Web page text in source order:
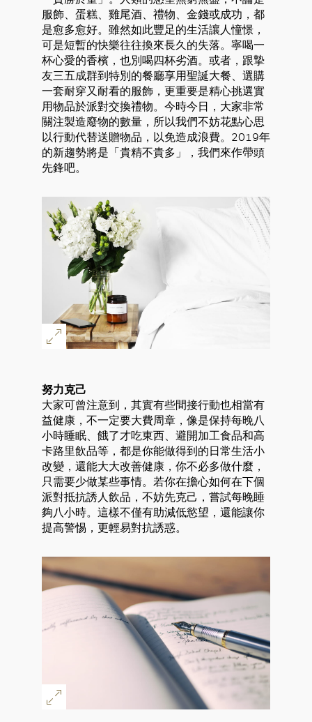
服飾、蛋糕、雞尾酒、禮物、金錢或成功，都
是愈多愈好。雖然如此豐足的生活讓人憧憬，
可是短暫的快樂往往換來長久的失落。寧喝一
杯心愛的香檳，也別喝四杯劣酒。或者，跟摯
友三五成群到特別的餐廳享用聖誕大餐、選購
一套耐穿又耐看的服飾，更重要是精心挑選實
用物品於派對交換禮物。今時今日，大家非常
關注製造廢物的數量，所以我們不妨花點心思
以行動代替送贈物品，以免造成浪費。2019年
的新趨勢將是「貴精不貴多」，我們來作帶頭
先鋒吧。
努力克己
大家可曾注意到，其實有些間接行動也相當有
益健康，不一定要大費周章，像是保持每晚八
小時睡眠、餓了才吃東西、避開加工食品和高
卡路里飲品等，都是你能做得到的日常生活小
改變，還能大大改善健康，你不必多做什麼，
只需要少做某些事情。若你在擔心如何在下個
派對抵抗誘人飲品，不妨先克己，嘗試每晚睡
夠八小時。這樣不僅有助減低慾望，還能讓你
提高警惕，更輕易對抗誘惑。
好